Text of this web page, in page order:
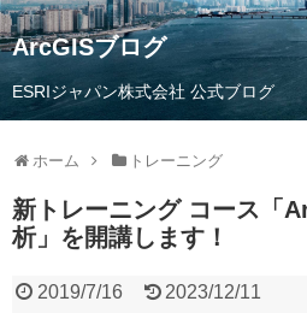
ArcGISブログ
ESRIジャパン株式会社 公式ブログ
ホーム トレーニング
新トレーニング コース「
析」を開講します！
2019/7/16
2023/12/11